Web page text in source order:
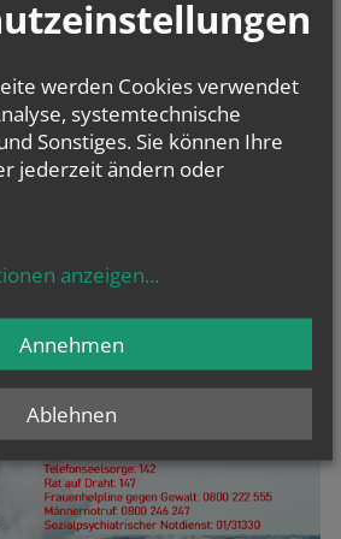
werden Cookies verwendet
systemtechnische
Sonstiges. Sie können Ihre
jederzeit ändern oder
anzeigen...
Ablehnen
Annehmen